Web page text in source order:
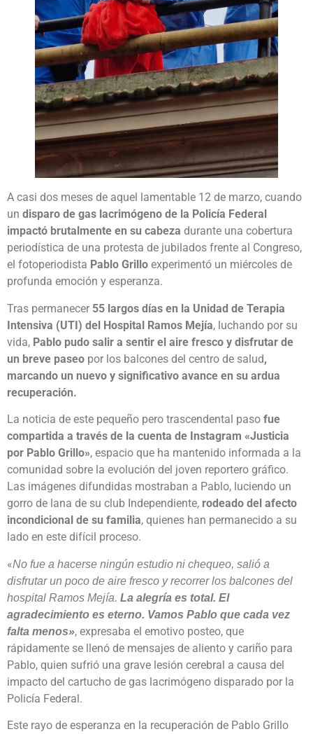
A casi dos meses de aquel lamentable 12 de marzo, cuando
un disparo de gas lacrimógeno de la Policía Federal
impactó brutalmente en su cabeza durante una cobertura
periodística de una protesta de jubilados frente al Congreso,
el fotoperiodista Pablo Grillo experimentó un miércoles de
profunda emoción y esperanza.
Tras permanecer 55 largos días en la Unidad de Terapia
Intensiva (UTI) del Hospital Ramos Mejía, luchando por su
vida, Pablo pudo salir a sentir el aire fresco y disfrutar de
un breve paseo por los balcones del centro de salud,
marcando un nuevo y significativo avance en su ardua
recuperación.
La noticia de este pequeño pero trascendental paso fue
compartida a través de la cuenta de Instagram «Justicia
por Pablo Grillo», espacio que ha mantenido informada a la
comunidad sobre la evolución del joven reportero gráfico.
Las imágenes difundidas mostraban a Pablo, luciendo un
gorro de lana de su club Independiente, rodeado del afecto
incondicional de su familia, quienes han permanecido a su
lado en este difícil proceso.
«No fue a hacerse ningún estudio ni chequeo, salió a
disfrutar un poco de aire fresco y recorrer los balcones del
hospital Ramos Mejía. La alegría es total. El
agradecimiento es eterno. Vamos Pablo que cada vez
falta menos», expresaba el emotivo posteo, que
rápidamente se llenó de mensajes de aliento y cariño para
Pablo, quien sufrió una grave lesión cerebral a causa del
impacto del cartucho de gas lacrimógeno disparado por la
Policía Federal.
Este rayo de esperanza en la recuperación de Pablo Grillo